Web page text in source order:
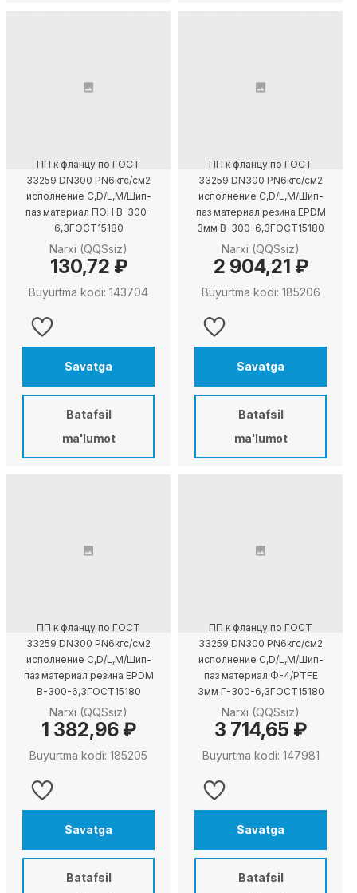
ПП к фланцу по ГОСТ
33259 DN300 PN6кгс/см2
исполнение C,D/L,M/Шип-
паз материал ПОН В-300-
6,3ГОСТ15180
Narxi (QQSsiz)
130,72 ₽
Buyurtma kodi: 143704
Savatga
Batafsil
ma'lumot
ПП к фланцу по ГОСТ
33259 DN300 PN6кгс/см2
исполнение C,D/L,M/Шип-
паз материал резина EPDM
3мм В-300-6,3ГОСТ15180
Narxi (QQSsiz)
2 904,21 ₽
Buyurtma kodi: 185206
Savatga
Batafsil
ma'lumot
ПП к фланцу по ГОСТ
33259 DN300 PN6кгс/см2
исполнение C,D/L,M/Шип-
паз материал резина EPDM
В-300-6,3ГОСТ15180
Narxi (QQSsiz)
1 382,96 ₽
Buyurtma kodi: 185205
Savatga
Batafsil
ПП к фланцу по ГОСТ
33259 DN300 PN6кгс/см2
исполнение C,D/L,M/Шип-
паз материал Ф-4/PTFE
3мм Г-300-6,3ГОСТ15180
Narxi (QQSsiz)
3 714,65 ₽
Buyurtma kodi: 147981
Savatga
Batafsil